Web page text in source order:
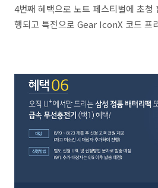
4번째 혜택으로 노트 페스티벌에 초청
행되고 특전으로 Gear IconX 코드 프